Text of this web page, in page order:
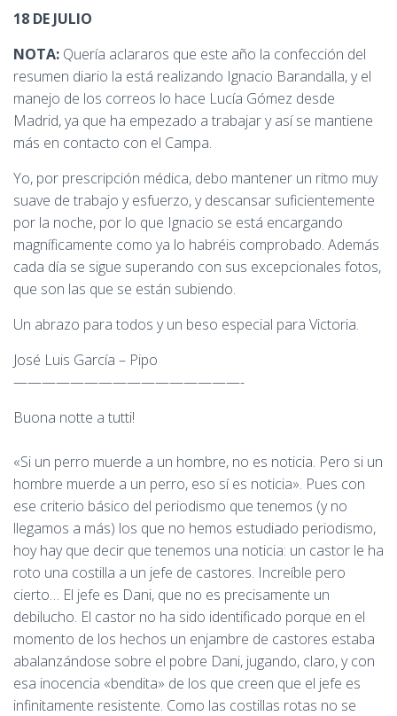
18 DE JULIO
NOTA: Quería aclararos que este año la confección del
resumen diario la está realizando Ignacio Barandalla, y el
manejo de los correos lo hace Lucía Gómez desde
Madrid, ya que ha empezado a trabajar y así se mantiene
más en contacto con el Campa.
Yo, por prescripción médica, debo mantener un ritmo muy
suave de trabajo y esfuerzo, y descansar suficientemente
por la noche, por lo que Ignacio se está encargando
magníficamente como ya lo habréis comprobado. Además
cada día se sigue superando con sus excepcionales fotos,
que son las que se están subiendo.
Un abrazo para todos y un beso especial para Victoria.
José Luis García – Pipo
————————————————-
Buona notte a tutti!
«Si un perro muerde a un hombre, no es noticia. Pero si un
hombre muerde a un perro, eso sí es noticia». Pues con
ese criterio básico del periodismo que tenemos (y no
llegamos a más) los que no hemos estudiado periodismo,
hoy hay que decir que tenemos una noticia: un castor le ha
roto una costilla a un jefe de castores. Increíble pero
cierto… El jefe es Dani, que no es precisamente un
debilucho. El castor no ha sido identificado porque en el
momento de los hechos un enjambre de castores estaba
abalanzándose sobre el pobre Dani, jugando, claro, y con
esa inocencia «bendita» de los que creen que el jefe es
infinitamente resistente. Como las costillas rotas no se